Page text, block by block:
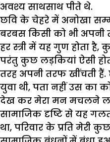
अवश्य साथसाथ पीते थे.
छवि के चेहरे में अनोखा
बरबस किसी को भी
हर स्त्री में यह गुण होता
परंतु कुछ लड़कियां ऐसी
तरह अपनी तरफ खींचती हैं.
युवा थी, पता नहीं उस का
देख कर मेरा मन मचलने
सामाजिक दृष्टि से यह
था, परिवार के प्रति मेरी